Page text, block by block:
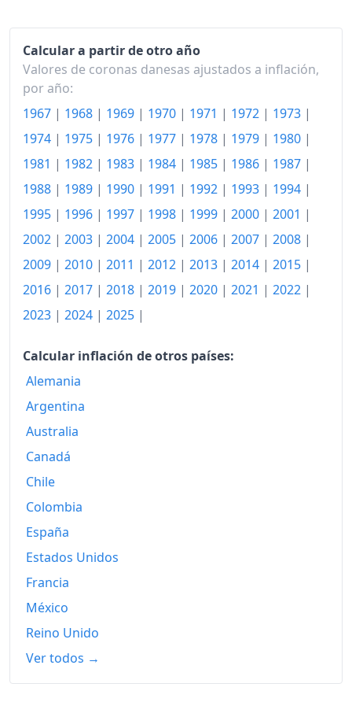
1998
233.50
1999
239.33
2000
252.15
2002
258.29
2003
263.66
2004
266.73
2006
276.70
2007
2008
291.03
2009
2010
2011
2012
2013
2014
2015
2016
2017
Calcular a partir de otro año
Valores de coronas danesas ajustados a inflación,
por año:
1967 | 1968 | 1969 | 1970 | 1971 | 1972 | 1973 |
1974 | 1975 | 1976 | 1977 | 1978 | 1979 | 1980 |
1981 | 1982 | 1983 | 1984 | 1985 | 1986 | 1987 |
1988 | 1989 | 1990 | 1991 | 1992 | 1993 | 1994 |
1995 | 1996 | 1997 | 1998 | 1999 | 2000 | 2001 |
2002 | 2003 | 2004 | 2005 | 2006 | 2007 | 2008 |
2009 | 2010 | 2011 | 2012 | 2013 | 2014 | 2015 |
2016 | 2017 | 2018 | 2019 | 2020 | 2021 | 2022 |
2023 | 2024 | 2025 |
Calcular inflación de otros países:
Alemania
Argentina
Australia
Canadá
Chile
Colombia
España
Estados Unidos
Francia
México
Reino Unido
Ver todos →